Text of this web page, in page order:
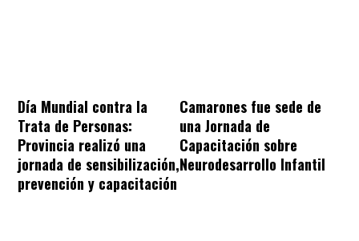
Día Mundial contra la
Trata de Personas:
Provincia realizó una
jornada de sensibilización,
prevención y capacitación
Camarones fue sede de
una Jornada de
Capacitación sobre
Neurodesarrollo Infantil